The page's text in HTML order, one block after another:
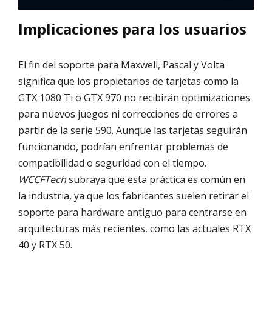
Implicaciones para los usuarios
El fin del soporte para Maxwell, Pascal y Volta
significa que los propietarios de tarjetas como la
GTX 1080 Ti o GTX 970 no recibirán optimizaciones
para nuevos juegos ni correcciones de errores a
partir de la serie 590. Aunque las tarjetas seguirán
funcionando, podrían enfrentar problemas de
compatibilidad o seguridad con el tiempo.
WCCFTechsubraya que esta práctica es común en
la industria, ya que los fabricantes suelen retirar el
soporte para hardware antiguo para centrarse en
arquitecturas más recientes, como las actuales RTX
40 y RTX 50.